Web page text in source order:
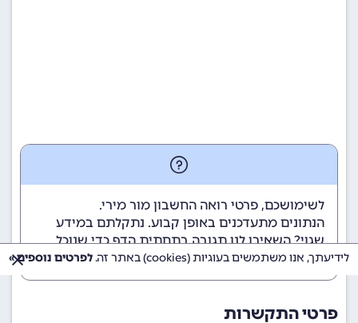
לשימושכם, פרטי רואה החשבון מור מירי.
הנתונים מתעדכנים באופן קבוע. נתקלתם במידע
שגוי? השאירו לנו תגובה בתחתית הדף כדי שנוכל
לטפל בבעיה בהקדם.
פרטי התקשרות
לידיעתך, אנו משתמשים בעוגיות (cookies) באתר זה. לפרטים נוספים »